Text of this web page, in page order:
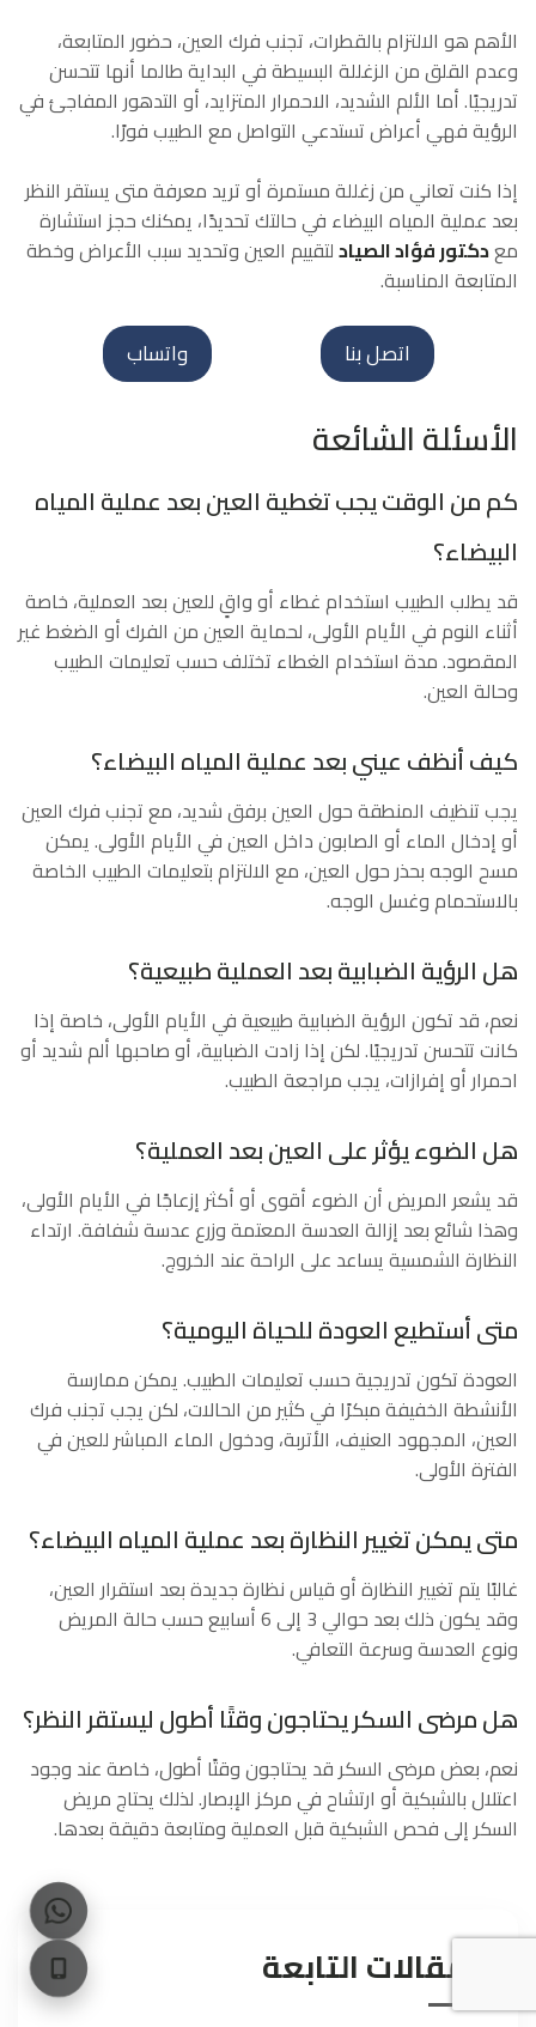
الأهم هو الالتزام بالقطرات، تجنب فرك العين، حضور المتابعة،
وعدم القلق من الزغللة البسيطة في البداية طالما أنها تتحسن
تدريجيًا. أما الألم الشديد، الاحمرار المتزايد، أو التدهور المفاجئ في
الرؤية فهي أعراض تستدعي التواصل مع الطبيب فورًا.
إذا كنت تعاني من زغللة مستمرة أو تريد معرفة متى يستقر النظر
بعد عملية المياه البيضاء في حالتك تحديدًا، يمكنك حجز استشارة
معدكتور فؤاد الصيادلتقييم العين وتحديد سبب الأعراض وخطة
المتابعة المناسبة.
اتصل بنا واتساب
الأسئلة الشائعة
كم من الوقت يجب تغطية العين بعد عملية المياه
البيضاء؟
قد يطلب الطبيب استخدام غطاء أو واقٍ للعين بعد العملية، خاصة
أثناء النوم في الأيام الأولى، لحماية العين من الفرك أو الضغط غير
المقصود. مدة استخدام الغطاء تختلف حسب تعليمات الطبيب
وحالة العين.
كيف أنظف عيني بعد عملية المياه البيضاء؟
يجب تنظيف المنطقة حول العين برفق شديد، مع تجنب فرك العين
أو إدخال الماء أو الصابون داخل العين في الأيام الأولى. يمكن
مسح الوجه بحذر حول العين، مع الالتزام بتعليمات الطبيب الخاصة
بالاستحمام وغسل الوجه.
هل الرؤية الضبابية بعد العملية طبيعية؟
نعم، قد تكون الرؤية الضبابية طبيعية في الأيام الأولى، خاصة إذا
كانت تتحسن تدريجيًا. لكن إذا زادت الضبابية، أو صاحبها ألم شديد أو
احمرار أو إفرازات، يجب مراجعة الطبيب.
هل الضوء يؤثر على العين بعد العملية؟
قد يشعر المريض أن الضوء أقوى أو أكثر إزعاجًا في الأيام الأولى،
وهذا شائع بعد إزالة العدسة المعتمة وزرع عدسة شفافة. ارتداء
النظارة الشمسية يساعد على الراحة عند الخروج.
متى أستطيع العودة للحياة اليومية؟
العودة تكون تدريجية حسب تعليمات الطبيب. يمكن ممارسة
الأنشطة الخفيفة مبكرًا في كثير من الحالات، لكن يجب تجنب فرك
العين، المجهود العنيف، الأتربة، ودخول الماء المباشر للعين في
الفترة الأولى.
متى يمكن تغيير النظارة بعد عملية المياه البيضاء؟
غالبًا يتم تغيير النظارة أو قياس نظارة جديدة بعد استقرار العين،
وقد يكون ذلك بعد حوالي 3 إلى 6 أسابيع حسب حالة المريض
ونوع العدسة وسرعة التعافي.
هل مرضى السكر يحتاجون وقتًا أطول ليستقر النظر؟
نعم، بعض مرضى السكر قد يحتاجون وقتًا أطول، خاصة عند وجود
اعتلال بالشبكية أو ارتشاح في مركز الإبصار. لذلك يحتاج مريض
السكر إلى فحص الشبكية قبل العملية ومتابعة دقيقة بعدها.
المقالات التابعة